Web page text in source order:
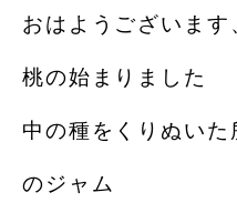
おはようございま
桃の始まりました
中の種をくりぬい
のジャム